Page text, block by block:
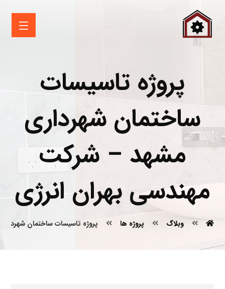
پروژه تاسیسات
ساختمان شهرداری
مشهد – شرکت
مهندسی بهران انرژی
وبلاگ پروژه ها پروژه تاسیسات ساختمان